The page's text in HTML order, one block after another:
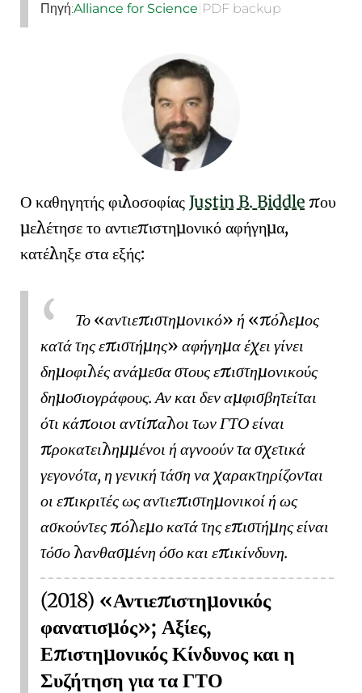
Πηγή:Alliance for Science| PDF backup
Ο καθηγητής φιλοσοφίας Justin B. Biddle που
μελέτησε το αντιεπιστημονικό αφήγημα,
κατέληξε στα εξής:
Το αντιεπιστημονικό ή
πόλεμος
κατά της επιστήμης
αφήγημα έχει γίνει
δημοφιλές ανάμεσα στους επιστημονικούς
δημοσιογράφους. Αν και δεν αμφισβητείται
ότι κάποιοι αντίπαλοι των ΓΤΟ είναι
προκατειλημμένοι ή αγνοούν τα σχετικά
γεγονότα, η γενική τάση να χαρακτηρίζονται
οι επικριτές ως αντιεπιστημονικοί ή ως
ασκούντες πόλεμο κατά της επιστήμης είναι
τόσο λανθασμένη όσο και επικίνδυνη.
(2018) «Αντιεπιστημονικός
φανατισμός»; Αξίες,
Επιστημονικός Κίνδυνος και η
Συζήτηση για τα ΓΤΟ